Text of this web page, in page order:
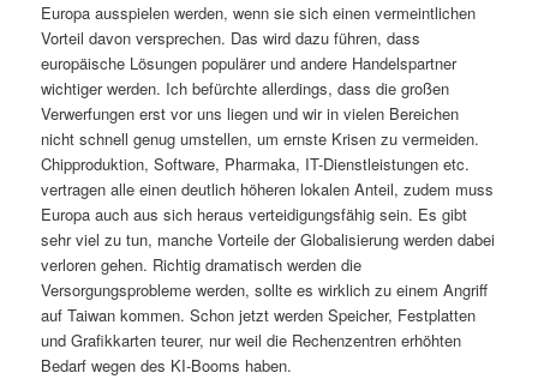
Europa ausspielen werden, wenn sie sich einen vermeintlichen
Vorteil davon versprechen. Das wird dazu führen, dass
europäische Lösungen populärer und andere Handelspartner
wichtiger werden. Ich befürchte allerdings, dass die großen
Verwerfungen erst vor uns liegen und wir in vielen Bereichen
nicht schnell genug umstellen, um ernste Krisen zu vermeiden.
Chipproduktion, Software, Pharmaka, IT-Dienstleistungen etc.
vertragen alle einen deutlich höheren lokalen Anteil, zudem muss
Europa auch aus sich heraus verteidigungsfähig sein. Es gibt
sehr viel zu tun, manche Vorteile der Globalisierung werden dabei
verloren gehen. Richtig dramatisch werden die
Versorgungsprobleme werden, sollte es wirklich zu einem Angriff
auf Taiwan kommen. Schon jetzt werden Speicher, Festplatten
und Grafikkarten teurer, nur weil die Rechenzentren erhöhten
Bedarf wegen des KI-Booms haben.